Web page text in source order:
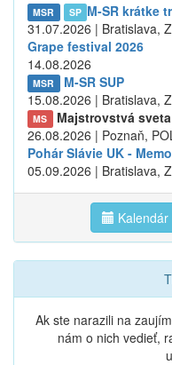
MSR SP M-SR krátke
31.07.2026 | Bratislava,
Grape festival 2026
14.08.2026
MSR
M-SR SUP
15.08.2026 | Bratislava,
MS
Majstrovstvá
26.08.2026 | Poznaň,
Pohár Slávie UK -
05.09.2026 | Bratislava,
Kalendár
Ak ste narazili na
nám o nich vedieť,